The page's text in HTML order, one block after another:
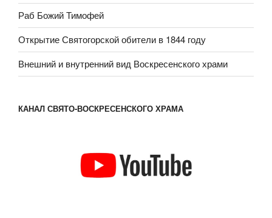
Раб Божий Тимофей
Открытие Святогорской обители в 1844 году
Внешний и внутренний вид Воскресенского храми
КАНАЛ СВЯТО-ВОСКРЕСЕНСКОГО ХРАМА